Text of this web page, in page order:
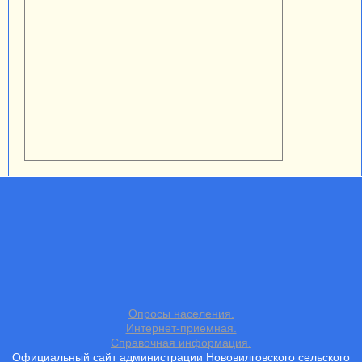
Опросы населения.
Интернет-приемная.
Справочная информация.
Официальный сайт администрации Нововилговского сельского